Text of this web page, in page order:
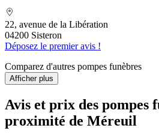
22, avenue de la Libération
04200 Sisteron
Déposez le premier avis !
Comparez d'autres pompes funèbres
Afficher plus
Avis et prix des pompes
proximité de Méreuil